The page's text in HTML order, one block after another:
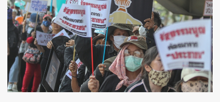
ค้นหา
SHARE TWEET LINE EMAIL